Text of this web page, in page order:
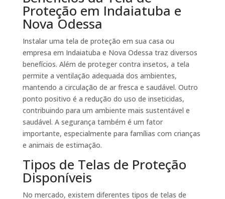
Proteção em Indaiatuba e
Nova Odessa
Instalar uma tela de proteção em sua casa ou
empresa em Indaiatuba e Nova Odessa traz diversos
benefícios. Além de proteger contra insetos, a tela
permite a ventilação adequada dos ambientes,
mantendo a circulação de ar fresca e saudável. Outro
ponto positivo é a redução do uso de inseticidas,
contribuindo para um ambiente mais sustentável e
saudável. A segurança também é um fator
importante, especialmente para famílias com crianças
e animais de estimação.
Tipos de Telas de Proteção
Disponíveis
No mercado, existem diferentes tipos de telas de